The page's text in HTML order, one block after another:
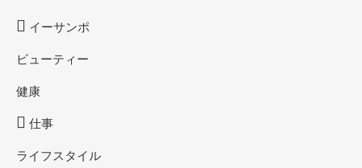
イーサンポ
ビューティー
健康
仕事
ライフスタイル